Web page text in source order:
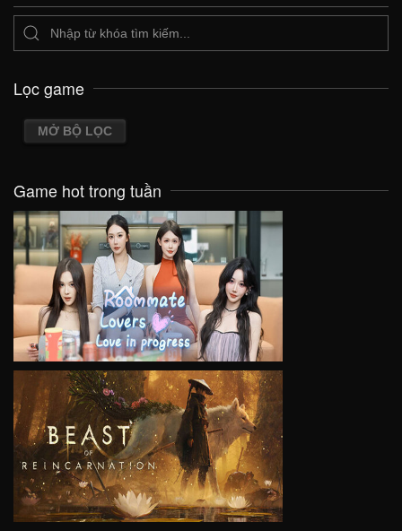
Lọc game
MỞ BỘ LỌC
Game hot trong tuần
VIEW
VIEW